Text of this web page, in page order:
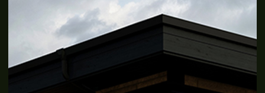
Спортивные и детские площадки